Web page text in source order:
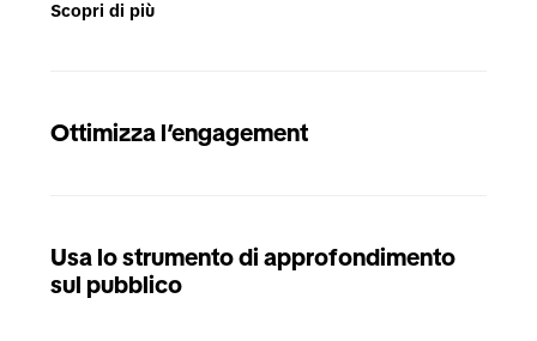
Scopri di più
Ottimizza l’engagement
Usa lo strumento di approfondimento
sul pubblico